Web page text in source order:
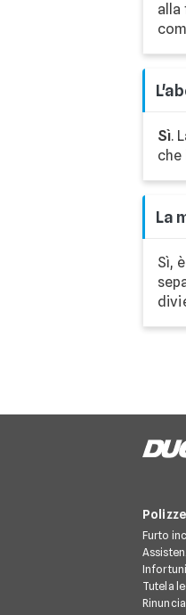
alla
Sì.
che
La
Sì,
Polizze
Furto
Tutela